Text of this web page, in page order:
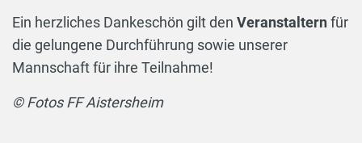
Ein herzliches Dankeschön gilt den Veranstalternfür
die gelungene Durchführung sowie unserer
Mannschaft für ihre Teilnahme!
© Fotos FF Aistersheim